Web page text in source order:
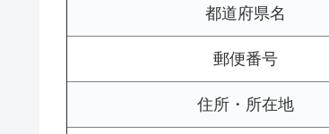
都道府県名
郵便番号
住所・所在地